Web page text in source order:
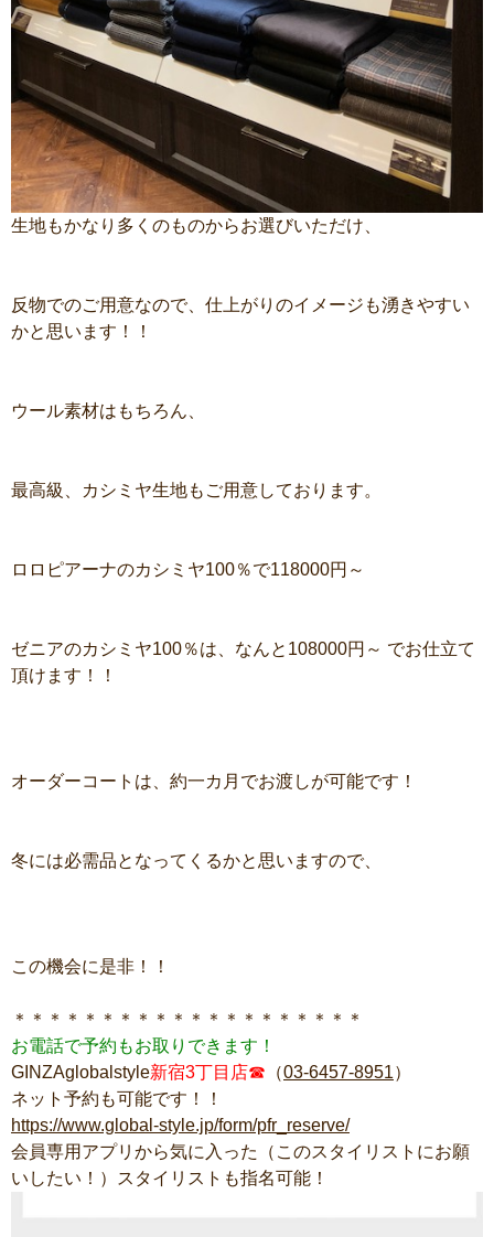
生地もかなり多くのものからお選びいただけ、
反物でのご用意なので、仕上がりのイメージも湧きやすい
かと思います！！
ウール素材はもちろん、
最高級、カシミヤ生地もご用意しております。
ロロピアーナのカシミヤ100％で118000円～
ゼニアのカシミヤ100％は、なんと108000円～ でお仕立て
頂けます！！
オーダーコートは、約一カ月でお渡しが可能です！
冬には必需品となってくるかと思いますので、
この機会に是非！！
＊＊＊＊＊＊＊＊＊＊＊＊＊＊＊＊＊＊＊＊
お電話で予約もお取りできます！
GINZAglobalstyle新宿3丁目店☎ （03-6457-8951）
ネット予約も可能です！！
https://www.global-style.jp/form/pfr_reserve/
会員専用アプリから気に入った（このスタイリストにお願
いしたい！）スタイリストも指名可能！